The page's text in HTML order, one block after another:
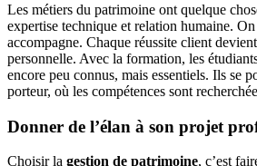
Les métiers du patrimoine ont quelque
expertise technique et relation humaine.
accompagne. Chaque réussite client
personnelle. Avec la formation, les
encore peu connus, mais essentiels. Ils se
porteur, où les compétences sont
Donner de l’élan à son projet
Choisir la gestion de patrimoine, c’est